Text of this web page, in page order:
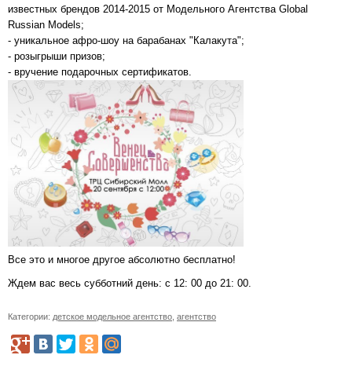
известных брендов 2014-2015 от Модельного Агентства Global
Russian Models;
- уникальное афро-шоу на барабанах "Калакута";
- розыгрыши призов;
- вручение подарочных сертификатов.
Все это и многое другое абсолютно бесплатно!
Ждем вас весь субботний день: с 12: 00 до 21: 00.
Категории: детское модельное агентство агентство